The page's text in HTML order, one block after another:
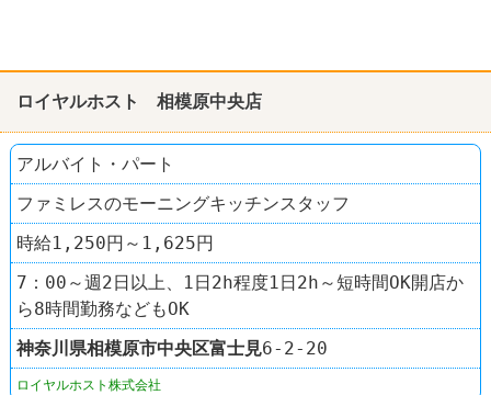
ロイヤルホスト 相模原中央店
アルバイト・パート
ファミレスのモーニングキッチンスタッフ
時給1,250円～1,625円
7：00～週2日以上、1日2h程度1日2h～短時間OK開店か
ら8時間勤務などもOK
神奈川県相模原市中央区富士見6-2-20
ロイヤルホスト株式会社